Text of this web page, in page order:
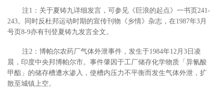
注1：关于夏铸九详细发言，可参见《巨浪的起点》一书页241-
243。同时反杜邦运动时期的宣传刊物《乡情》杂志，在1987年3月
号页8-9亦有刊登夏铸九发言全文。
注2：博帕尔农药厂气体外泄事件，发生于1984年12月3日凌
晨，印度中央邦博帕尔市。事件肇因于工厂储存化学物质「异氰酸
甲酯」的储存槽遭水渗入，使槽内压力不平衡而发生气体外泄，扩
散至城镇上空。